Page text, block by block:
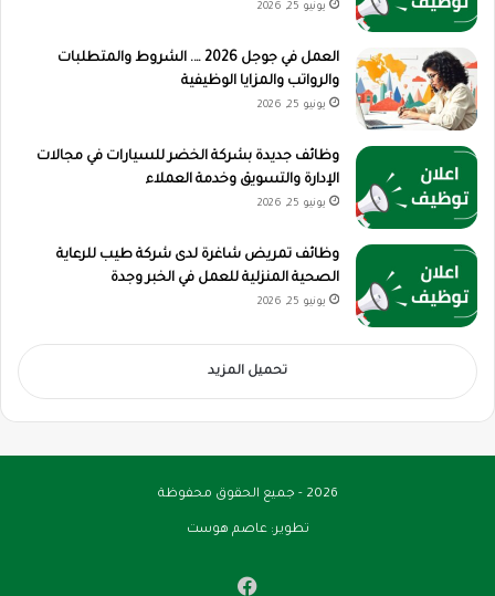
يونيو 25, 2026
العمل في جوجل 2026 …. الشروط والمتطلبات
والرواتب والمزايا الوظيفية
يونيو 25, 2026
وظائف جديدة بشركة الخضر للسيارات في مجالات
الإدارة والتسويق وخدمة العملاء
يونيو 25, 2026
وظائف تمريض شاغرة لدى شركة طيب للرعاية
الصحية المنزلية للعمل في الخبر وجدة
يونيو 25, 2026
تحميل المزيد
2026 - جميع الحقوق محفوظة
تطوير:عاصم هوست
فيسبوك